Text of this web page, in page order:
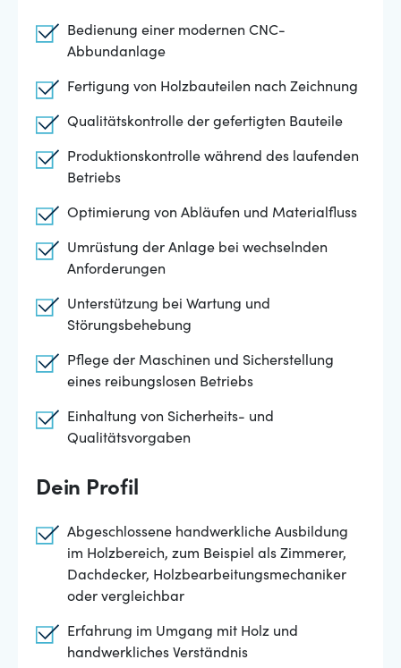
Bedienung einer modernen CNC-
Abbundanlage
Fertigung von Holzbauteilen nach Zeichnung
Qualitätskontrolle der gefertigten Bauteile
Produktionskontrolle während des laufenden
Betriebs
Optimierung von Abläufen und Materialfluss
Umrüstung der Anlage bei wechselnden
Anforderungen
Unterstützung bei Wartung und
Störungsbehebung
Pflege der Maschinen und Sicherstellung
eines reibungslosen Betriebs
Einhaltung von Sicherheits- und
Qualitätsvorgaben
Dein Profil
Abgeschlossene handwerkliche Ausbildung
im Holzbereich, zum Beispiel als Zimmerer,
Dachdecker, Holzbearbeitungsmechaniker
oder vergleichbar
Erfahrung im Umgang mit Holz und
handwerkliches Verständnis